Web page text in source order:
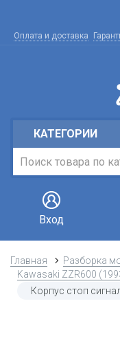
Оплата и доставка
КАТЕГОРИИ
Вход
Главная Разборка
Kawasaki ZZR600
Корпус стоп